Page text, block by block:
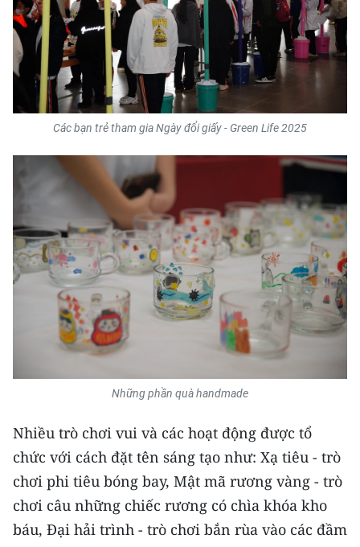
NHÂN DÂN CUỐI TUẦN
NHÂN DÂN HẰNG THÁNG
MUA BÁO
ENGLISH
中文
FRANÇAIS
РУССКИЙ
ESPAÑOL
Các bạn trẻ tham gia Ngày đổi giấy - Green Life 2025
Những phần quà handmade
Nhiều trò chơi vui và các hoạt động được tổ
chức với cách đặt tên sáng tạo như: Xạ tiêu - trò
chơi phi tiêu bóng bay, Mật mã rương vàng - trò
chơi câu những chiếc rương có chìa khóa kho
báu, Đại hải trình - trò chơi bắn rùa vào các đầm